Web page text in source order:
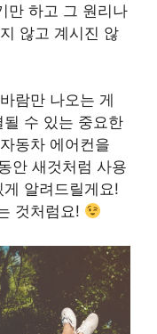
만 하고 그 원리나
않고 계시진 않
람만 나오는 게
수 있는 중요한
동차 에어컨을
안 새것처럼 사용
알려드릴게요!
것처럼요!